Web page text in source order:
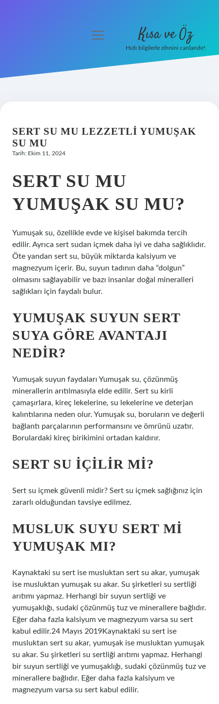
Hakkımızda
menüyü
Kısa ve Öz
Hızlı bilgilerle zihnini canlandır!
SERT SU MU LEZZETLI YUMUŞAK
SU MU
Tarih: Ekim 11, 2024
SERT SU MU
YUMUŞAK SU MU?
Yumuşak su, özellikle evde ve kişisel bakımda tercih
edilir. Ayrıca sert sudan içmek daha iyi ve daha sağlıklıdır.
Öte yandan sert su, büyük miktarda kalsiyum ve
magnezyum içerir. Bu, suyun tadının daha “dolgun”
olmasını sağlayabilir ve bazı insanlar doğal mineralleri
sağlıkları için faydalı bulur.
YUMUŞAK SUYUN SERT
SUYA GÖRE AVANTAJI
NEDIR?
Yumuşak suyun faydaları Yumuşak su, çözünmüş
minerallerin arıtılmasıyla elde edilir. Sert su kirli
çamaşırlara, kireç lekelerine, su lekelerine ve deterjan
kalıntılarına neden olur. Yumuşak su, boruların ve değerli
bağlantı parçalarının performansını ve ömrünü uzatır.
Borulardaki kireç birikimini ortadan kaldırır.
SERT SU IÇILIR MI?
Sert su içmek güvenli midir? Sert su içmek sağlığınız için
zararlı olduğundan tavsiye edilmez.
MUSLUK SUYU SERT MI
YUMUŞAK MI?
Kaynaktaki su sert ise musluktan sert su akar, yumuşak
ise musluktan yumuşak su akar. Su şirketleri su sertliği
arıtımı yapmaz. Herhangi bir suyun sertliği ve
yumuşaklığı, sudaki çözünmüş tuz ve minerallere bağlıdır.
Eğer daha fazla kalsiyum ve magnezyum varsa su sert
kabul edilir.24 Mayıs 2019Kaynaktaki su sert ise
musluktan sert su akar, yumuşak ise musluktan yumuşak
su akar. Su şirketleri su sertliği arıtımı yapmaz. Herhangi
bir suyun sertliği ve yumuşaklığı, sudaki çözünmüş tuz ve
minerallere bağlıdır. Eğer daha fazla kalsiyum ve
magnezyum varsa su sert kabul edilir.